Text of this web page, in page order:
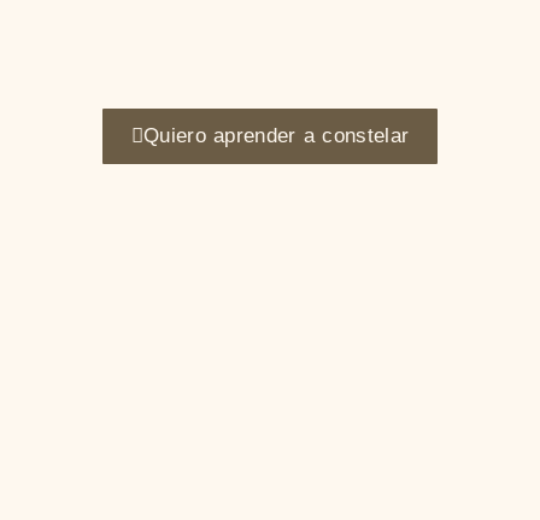
Quiero aprender a constelar